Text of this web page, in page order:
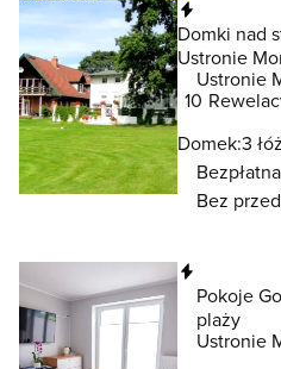
Domki nad
Ustronie
Ustronie
10
Domek:3
Bez
Pokoje
plaży
Ustronie